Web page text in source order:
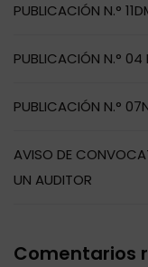
PUBLICACIÓN N.°
PUBLICACIÓN N.°
PUBLICACIÓN N.°
AVISO DE
UN AUDITOR
Comentarios